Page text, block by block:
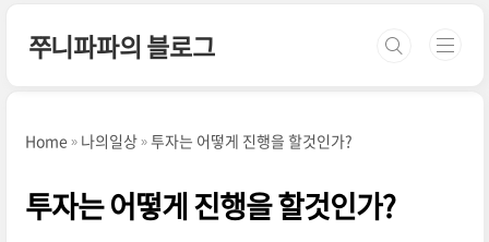
쭈니파파의 블로그
Home 나의일상 투자는 어떻게 진행을 할것인가?
투자는 어떻게 진행을 할것인가?